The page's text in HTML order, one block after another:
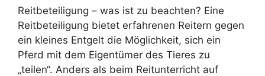
Reitbeteiligung – was ist zu beachten? Eine
Reitbeteiligung bietet erfahrenen Reitern gegen
ein kleines Entgelt die Möglichkeit, sich ein
Pferd mit dem Eigentümer des Tieres zu
„teilen“. Anders als beim Reitunterricht auf